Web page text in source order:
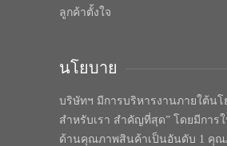
ลูกค้าตั้งใจ
นโยบาย
บริษัทฯ มีการบริหารงานภายใต้น
สำหรับเรา สำคัญที่สุด” โดยมีการ
ด้านคุณภาพสินค้าเป็นอันดับ 1 คุ